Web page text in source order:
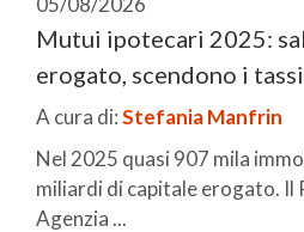
Mutui ipotecari 2025:
erogato, scendono i tassi
A cura di:Stefania Manfrin
Nel 2025 quasi 907 mila
miliardi di capitale erogato. Il
Agenzia ...